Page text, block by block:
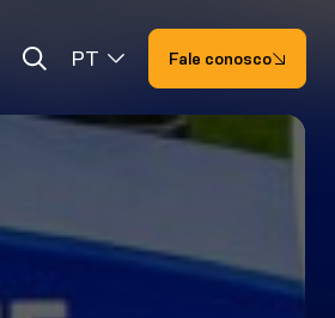
PT Fale conosco